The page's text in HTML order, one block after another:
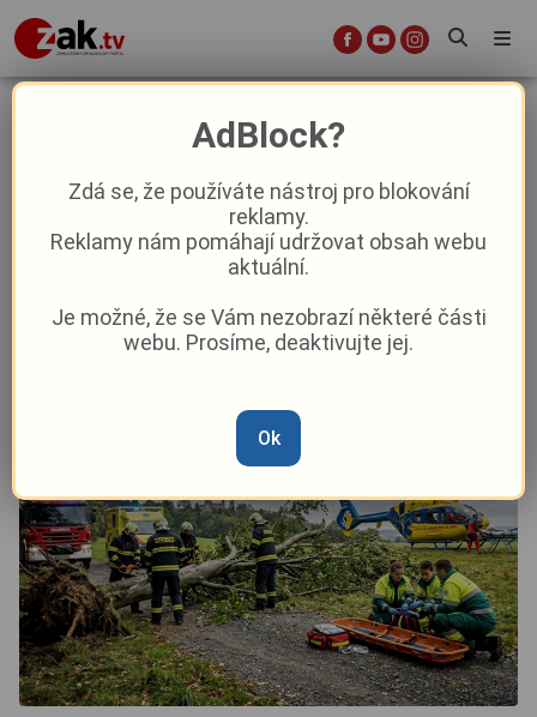
Na ženu ve Kdyni spadl strom
vyvrácený větrem, letěl pro ni
vrtulník
Aktuality Krimi Aktuálně
Marie Osvaldová –30. 5.|19:18
AdBlock?
Zdá se, že používáte nástroj pro blokování
reklamy.
Reklamy nám pomáhají udržovat obsah webu
aktuální.
Je možné, že se Vám nezobrazí některé části
webu. Prosíme, deaktivujte jej.
Ok